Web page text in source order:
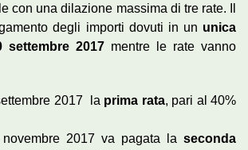
con una dilazione massima di tre rate. Il
degli importi dovuti in un unica
settembre 2017 mentre le rate vanno
2017 la prima rata, pari al 40%
2017 va pagata la seconda